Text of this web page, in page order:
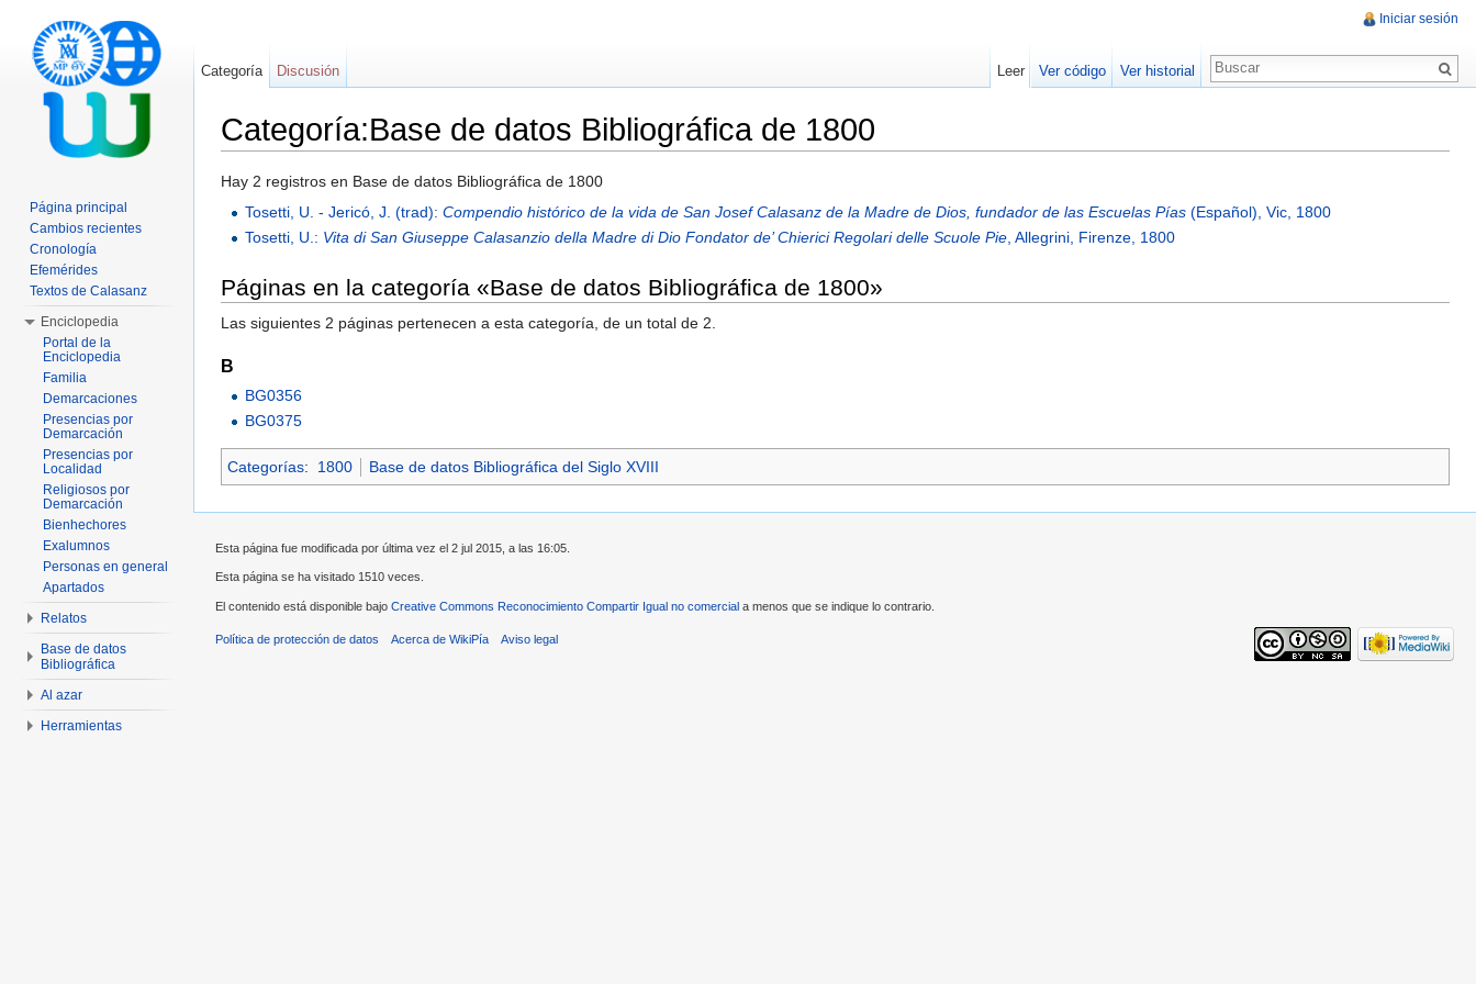
Categoría:Base de datos Bibliográfica de 1800
Hay 2 registros en Base de datos Bibliográfica de 1800
Tosetti, U. - Jericó, J. (trad):Compendio histórico de la vida de San Josef Calasanz de la Madre de Dios, fundador de las Escuelas Pías (Español), Vic, 1800
Tosetti, U.: Vita di San Giuseppe Calasanzio della Madre di Dio Fondator de’ Chierici Regolari delle Scuole Pie , Allegrini, Firenze, 1800
Páginas en la categoría «Base de datos Bibliográfica de 1800»
Las siguientes 2 páginas pertenecen a esta categoría, de un total de 2.
B
BG0356
BG0375
Categorías: 1800 Base de datos Bibliográfica del Siglo XVIII
Iniciar sesión
Categoría Discusión Leer Ver código Ver historial
Página principal
Cambios recientes
Cronología
Efemérides
Textos de Calasanz
Enciclopedia
Portal de la
Enciclopedia
Familia
Demarcaciones
Presencias por
Demarcación
Presencias por
Localidad
Religiosos por
Demarcación
Bienhechores
Exalumnos
Personas en general
Apartados
Relatos
Base de datos
Bibliográfica
Al azar
Herramientas
Esta página fue modificada por última vez el 2 jul 2015, a las 16:05.
Esta página se ha visitado 1510 veces.
El contenido está disponible bajo Creative Commons Reconocimiento Compartir Igual no comercial a menos que se indique lo contrario.
Política de protección de datos Acerca de WikiPía Aviso legal